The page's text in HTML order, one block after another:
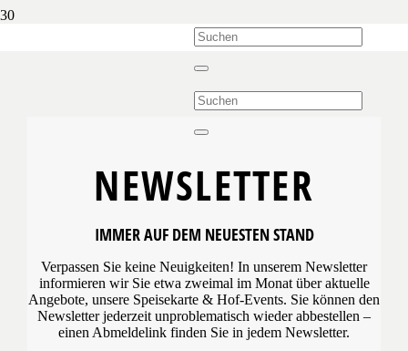
NEWSLETTER
IMMER AUF DEM NEUESTEN STAND
Verpassen Sie keine Neuigkeiten! In unserem Newsletter
informieren wir Sie etwa zweimal im Monat über aktuelle
Angebote, unsere Speisekarte & Hof-Events. Sie können den
Newsletter jederzeit unproblematisch wieder abbestellen –
einen Abmeldelink finden Sie in jedem Newsletter.